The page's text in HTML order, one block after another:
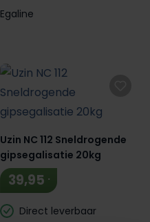
Egaline
Uzin NC 112 Sneldrogende
gipsegalisatie 20kg
39,95 .
Direct leverbaar